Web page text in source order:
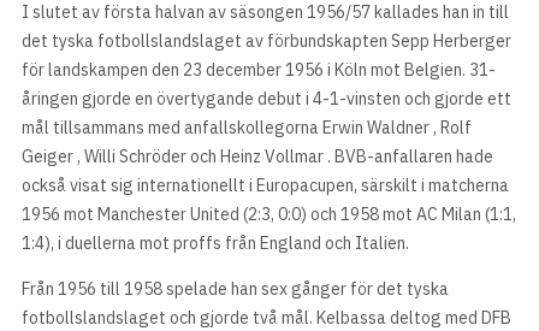
I slutet av första halvan av säsongen 1956/57 kallades han in till
det tyska fotbollslandslaget av förbundskapten Sepp Herberger
för landskampen den 23 december 1956 i Köln mot Belgien. 31-
åringen gjorde en övertygande debut i 4-1-vinsten och gjorde ett
mål tillsammans med anfallskollegorna Erwin Waldner , Rolf
Geiger , Willi Schröder och Heinz Vollmar . BVB-anfallaren hade
också visat sig internationellt i Europacupen, särskilt i matcherna
1956 mot Manchester United (2:3, 0:0) och 1958 mot AC Milan (1:1,
1:4), i duellerna mot proffs från England och Italien.
Från 1956 till 1958 spelade han sex gånger för det tyska
fotbollslandslaget och gjorde två mål. Kelbassa deltog med DFB